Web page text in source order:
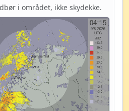
i området, ikke skydekke.